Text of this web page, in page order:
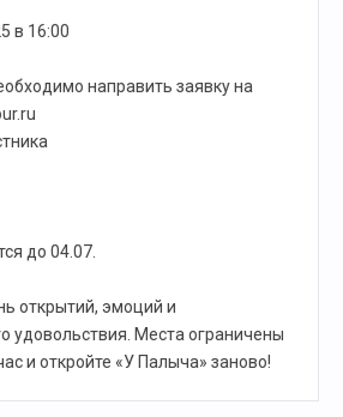
в 16:00
направить заявку на
до 04.07.
открытий, эмоций и
удовольствия. Места ограничены
и откройте «У Палыча» заново!